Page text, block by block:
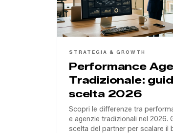
STRATEGIA & GROWTH
Performance
Tradizionale:
scelta 2026
Scopri le differenze tra
e agenzie tradizionali nel 2026.
scelta del partner per scalare il